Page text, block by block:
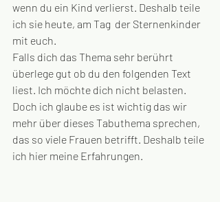
wenn du ein Kind verlierst. Deshalb teile
ich sie heute, am Tag  der Sternenkinder
mit euch.
Falls dich das Thema sehr berührt
überlege gut ob du den folgenden Text
liest. Ich möchte dich nicht belasten.
Doch ich glaube es ist wichtig das wir
mehr über dieses Tabuthema sprechen,
das so viele Frauen betrifft. Deshalb teile
ich hier meine Erfahrungen.